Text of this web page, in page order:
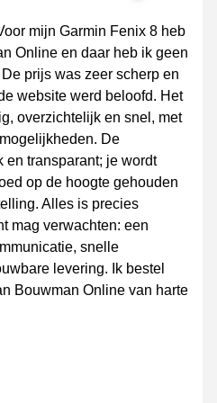
mijn Garmin Fenix 8 heb
Online en daar heb ik geen
prijs was zeer scherp en
website werd beloofd. Het
overzichtelijk en snel, met
De
transparant; je wordt
op de hoogte gehouden
Alles is precies
mag verwachten: een
snelle
levering. Ik bestel
Bouwman Online van harte